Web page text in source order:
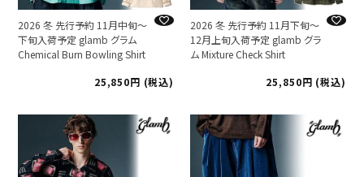
2026 冬 先行予約 11月中旬～
下旬入荷予定 glamb グラム
Chemical Burn Bowling Shirt
25,850
税込
2026 冬 先行予約 11月下旬～
12月上旬入荷予定 glamb グラ
ム Mixture Check Shirt
25,850
税込